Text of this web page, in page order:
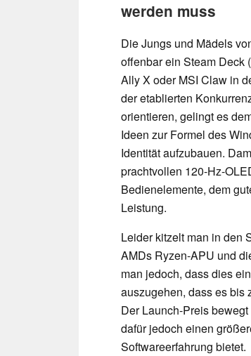
werden muss
Die Jungs und Mädels
offenbar ein Steam Deck
Ally X oder MSI Claw in
der etablierten
orientieren, gelingt es
Ideen zur Formel des
Identität aufzubauen.
prachtvollen 120-Hz-
Bedienelemente, dem
Leistung.
Leider kitzelt man in den
AMDs Ryzen-APU und
man jedoch, dass dies
auszugehen, dass es bis
Der Launch-Preis
dafür jedoch einen
Softwareerfahrung bietet.